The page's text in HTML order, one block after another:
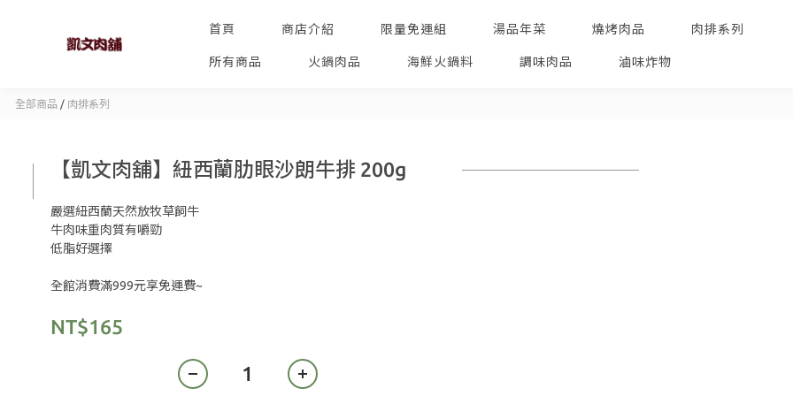
首頁 商店介紹 限量免運組 湯品年菜 燒烤肉品 肉排系列
所有商品 火鍋肉品 海鮮火鍋料 調味肉品 滷味炸物
全部商品 / 肉排系列
【凱文肉舖】紐西蘭肋眼沙朗牛排 200g
嚴選紐西蘭天然放牧草飼牛
牛肉味重肉質有嚼勁
低脂好選擇
全館消費滿999元享免運費~
NT$165